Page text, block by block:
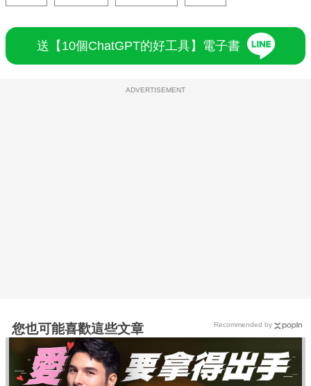
送【10個ChatGPT的好工具】電子書
ADVERTISEMENT
您也可能喜歡這些文章 Recommended by